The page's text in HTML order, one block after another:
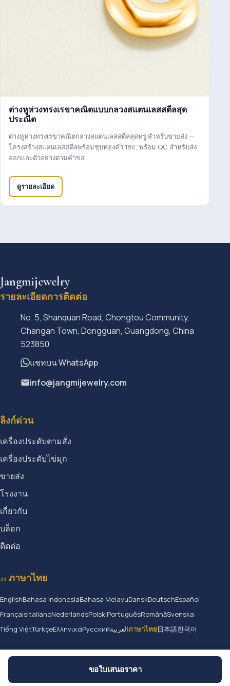
ต่างหูห่วงทรงเรขาคณิตแบบกลวงสแตนเลสสตีลสุด
ประณีต
ต่างหูห่วงทรงเรขาคณิตกลวงสแตนเลสสตีลสุดหรู สำหรับขายส่ง —
โครงสร้างสแตนเลสสตีลพร้อมชุบทองคำ 18K; พร้อม QC สำหรับส่ง
ออกและตัวอย่างตามคำขอ
ดูรายละเอียด
ขอใบเสนอราคา
Jangmijewelry
รายละเอียดการติดต่อ
No. 5, Shanquan Road, Chongtou Community,
Changan Town, Dongguan, Guangdong, China
523850
แชทบน WhatsApp
info@jangmijewelry.com
ลิงก์ด่วน
เครื่องประดับตามสั่ง
เครื่องประดับไข่มุก
ขายส่ง
โรงงาน
เกี่ยวกับ
บล็อก
ติดต่อ
21 ภาษาไทย
EnglishBahasa IndonesiaBahasa MelayuDanskDeutschEspañol
FrançaisItalianoNederlandsPolskiPortuguêsRomânăSvenska
Tiếng ViệtTürkçeΕλληνικάРусскийالعربيةภาษาไทย日本語한국어
© 2026 Jangmijewelry